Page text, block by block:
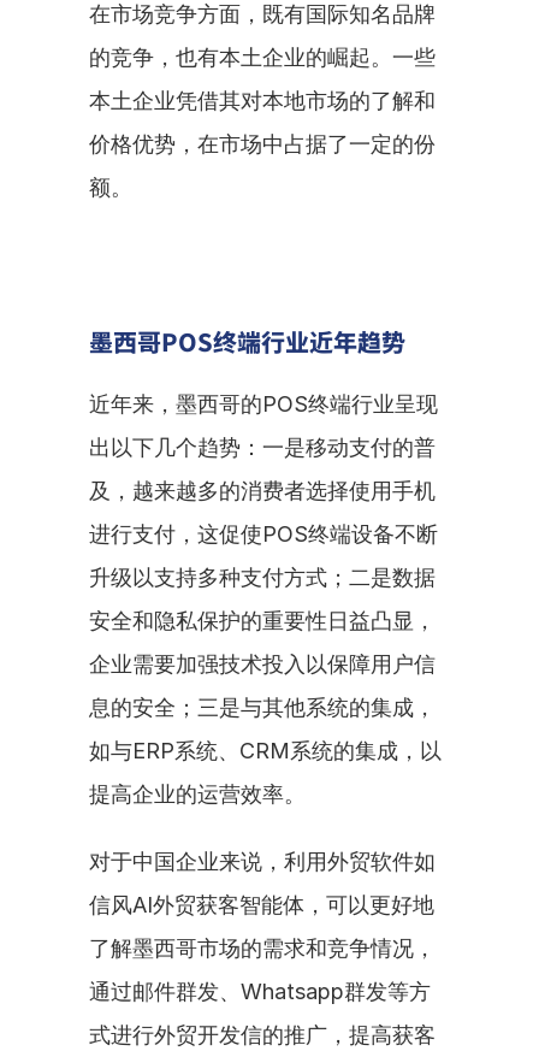
在市场竞争方面，既有国际知名品牌
的竞争，也有本土企业的崛起。一些
本土企业凭借其对本地市场的了解和
价格优势，在市场中占据了一定的份
额。
墨西哥POS终端行业近年趋势
近年来，墨西哥的POS终端行业呈现
出以下几个趋势：一是移动支付的普
及，越来越多的消费者选择使用手机
进行支付，这促使POS终端设备不断
升级以支持多种支付方式；二是数据
安全和隐私保护的重要性日益凸显，
企业需要加强技术投入以保障用户信
息的安全；三是与其他系统的集成，
如与ERP系统、CRM系统的集成，以
提高企业的运营效率。
对于中国企业来说，利用外贸软件如
信风AI外贸获客智能体，可以更好地
了解墨西哥市场的需求和竞争情况，
通过邮件群发、Whatsapp群发等方
式进行外贸开发信的推广，提高获客